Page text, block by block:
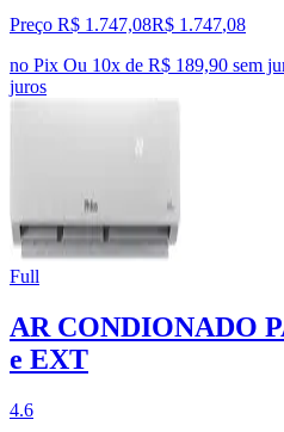
Preço R$ 1.747,08R$ 1.747,08
no Pix Ou 10x de R$ 189,90 sem
juros
Full
AR CONDIONADO
e EXT
4.6